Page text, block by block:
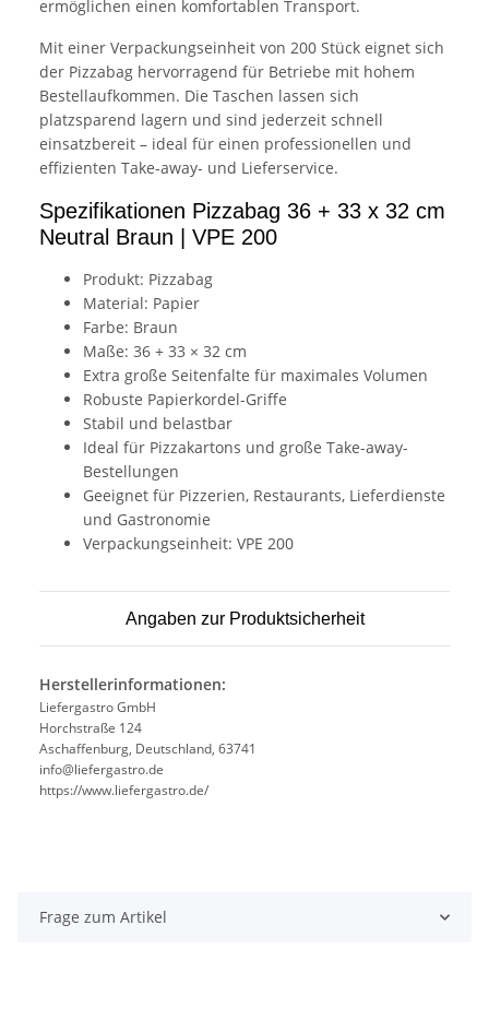
ermöglichen einen komfortablen Transport.
Mit einer Verpackungseinheit von 200 Stück eignet sich
der Pizzabag hervorragend für Betriebe mit hohem
Bestellaufkommen. Die Taschen lassen sich
platzsparend lagern und sind jederzeit schnell
einsatzbereit – ideal für einen professionellen und
effizienten Take-away- und Lieferservice.
Spezifikationen Pizzabag 36 + 33 x 32 cm
Neutral Braun | VPE 200
Produkt: Pizzabag
Material: Papier
Farbe: Braun
Maße: 36 + 33 × 32 cm
Extra große Seitenfalte für maximales Volumen
Robuste Papierkordel-Griffe
Stabil und belastbar
Ideal für Pizzakartons und große Take-away-
Bestellungen
Geeignet für Pizzerien, Restaurants, Lieferdienste
und Gastronomie
Verpackungseinheit: VPE 200
Angaben zur Produktsicherheit
Herstellerinformationen:
Liefergastro GmbH
Horchstraße 124
Aschaffenburg, Deutschland, 63741
info@liefergastro.de
https://www.liefergastro.de/
Frage zum Artikel